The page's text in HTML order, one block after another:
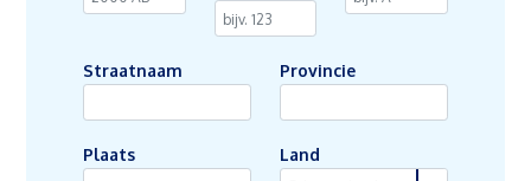
Straatnaam Provincie
Plaats Land